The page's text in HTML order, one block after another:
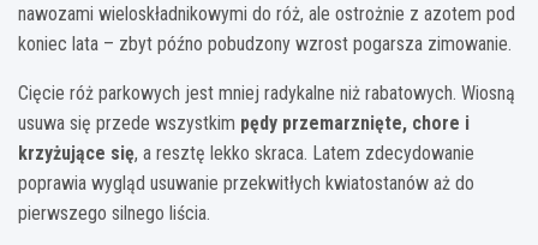
nawozami wieloskładnikowymi do róż, ale ostrożnie z azotem pod
koniec lata – zbyt późno pobudzony wzrost pogarsza zimowanie.
Cięcie róż parkowych jest mniej radykalne niż rabatowych. Wiosną
usuwa się przede wszystkim pędy przemarznięte, chore i
krzyżujące się, a resztę lekko skraca. Latem zdecydowanie
poprawia wygląd usuwanie przekwitłych kwiatostanów aż do
pierwszego silnego liścia.